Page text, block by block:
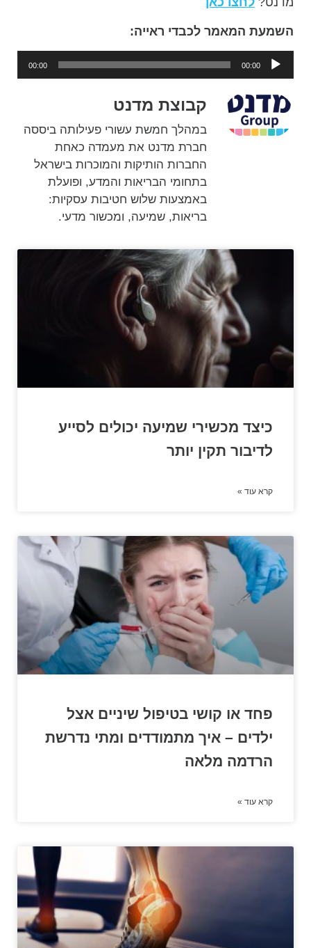
השמעת המאמר לכבדי ראייה:
אודיו
00:00
00:00
קבוצת מדנט
במהלך חמשת עשורי פעילותה ביססה
חברת מדנט את מעמדה כאחת
החברות הותיקות והמוכרות בישראל
בתחומי הבריאות והמדע, ופועלת
באמצעות שלוש חטיבות עסקיות:
בריאות, שמיעה, ומכשור מדעי.
כיצד מכשירי שמיעה יכולים לסייע
לדיבור תקין יותר
קרא עוד »
פחד או קושי בטיפול שיניים אצל
ילדים – איך מתמודדים ומתי נדרשת
הרדמה מלאה
קרא עוד »